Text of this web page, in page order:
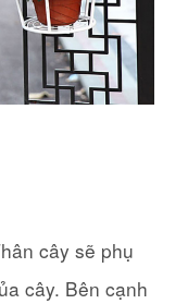
cây sẽ phụ
cây. Bên cạnh